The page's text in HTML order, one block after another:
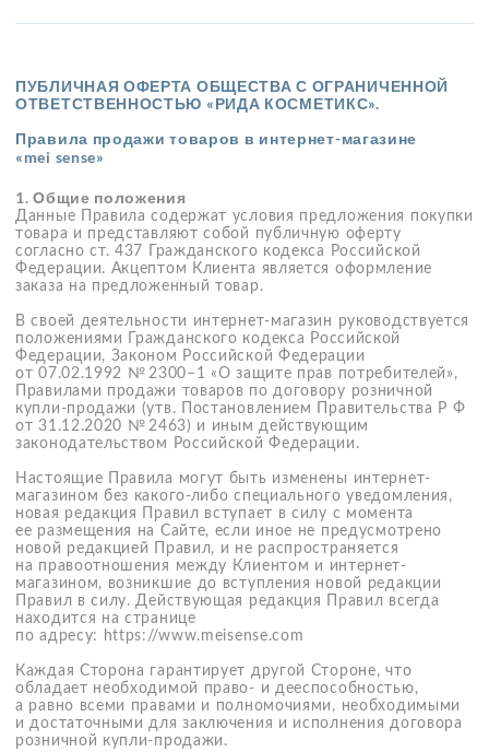
согласно ст. 437 Гражданского кодекса Российской
Федерации. Акцептом Клиента является оформление
заказа на предложенный товар.
В своей деятельности интернет-магазин руководствуется
положениями Гражданского кодекса Российской
Федерации, Законом Российской Федерации
купли-продажи (утв. Постановлением Правительства Р Ф
от 31.12.2020 № 2463) и иным действующим
законодательством Российской Федерации.
Настоящие Правила могут быть изменены интернет-
магазином без какого-либо специального уведомления,
новая редакция Правил вступает в силу с момента
ее размещения на Сайте, если иное не предусмотрено
новой редакцией Правил, и не распространяется
магазином, возникшие до вступления новой редакции
Правил в силу. Действующая редакция Правил всегда
находится на странице
по адресу: https://www.meisense.com
Каждая Сторона гарантирует другой Стороне, что
обладает необходимой право- и дееспособностью,
а равно всеми правами и полномочиями, необходимыми
и достаточными для заключения и исполнения договора
розничной купли-продажи.
магазина либо при оформлении Заказа по телефону
контактного центра Клиент подтверждает, что
ознакомлен и согласен с настоящими Правилами.
Настоящие Правила продажи содержат пункты с
активными гиперссылкамина конкретные тематические
разделы с более подробной информацией, которые
являются неотъемлемой частью Правил продажи. Способ
обеспечения доступа к тем или иным частям настоящих
Правил посредством активных гиперссылок является
общепринятым способом размещения информации в сети
Интернет.
В случае проведения акций в условиях акций,
размещаемых на Сайте, могут быть установлены
оформления заказа и возврата товара. При этом условия
акций являются неотъемлемой частью настоящих Правил
продажи и подлежат применению для лиц, участвующих
в акциях. Оформление акционного Заказа и/или
выполнение иных условий участия в акции означает
согласие Клиента с Правилами соответствующей акции.
В случае противоречия (несоответствия) настоящих